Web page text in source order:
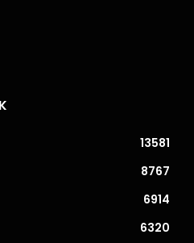
13581
8767
6914
6320